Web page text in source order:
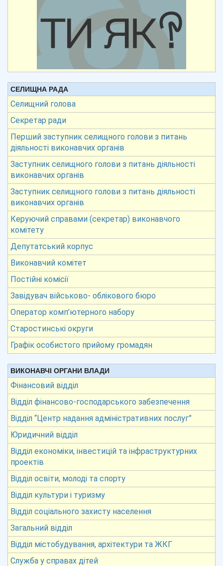
СЕЛИЩНА РАДА
Селищний голова
Секретар ради
Перший заступник селищного голови з питань
діяльності виконавчих органів
Заступник селищного голови з питань діяльності
виконавчих органів
Заступник селищного голови з питань діяльності
виконавчих органів
Керуючий справами (секретар) виконавчого
комітету
Депутатський корпус
Виконавчий комітет
Постійні комісії
Завідувач військово- облікового бюро
Оператор комп’ютерного набору
Старостинські округи
Графік особистого прийому громадян
ВИКОНАВЧІ ОРГАНИ ВЛАДИ
Фінансовий відділ
Відділ фінансово-господарського забезпечення
Відділ “Центр надання адміністративних послуг”
Юридичний відділ
Відділ економіки, інвестицій та інфраструктурних
проектів
Відділ освіти, молоді та спорту
Відділ культури і туризму
Відділ соціального захисту населення
Загальний відділ
Відділ містобудування, архітектури та ЖКГ
Служба у справах дітей